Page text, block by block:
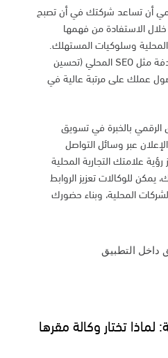
أن تساعد شركتك في أن تصبح
الاستفادة من فهمها
وسلوكيات المستهلك.
أنها توفر استراتيجيات مستهدفة مثل SEO المحلي (تحسين
عملك على مرتبة عالية في
الرقمي بالخبرة في تسويق
عبر وسائل التواصل
علامتك التجارية المحلية
يمكن للوكالات تعزيز الروابط
المحلية، وبناء حضورك
لماذا تختار وكالة مقرها